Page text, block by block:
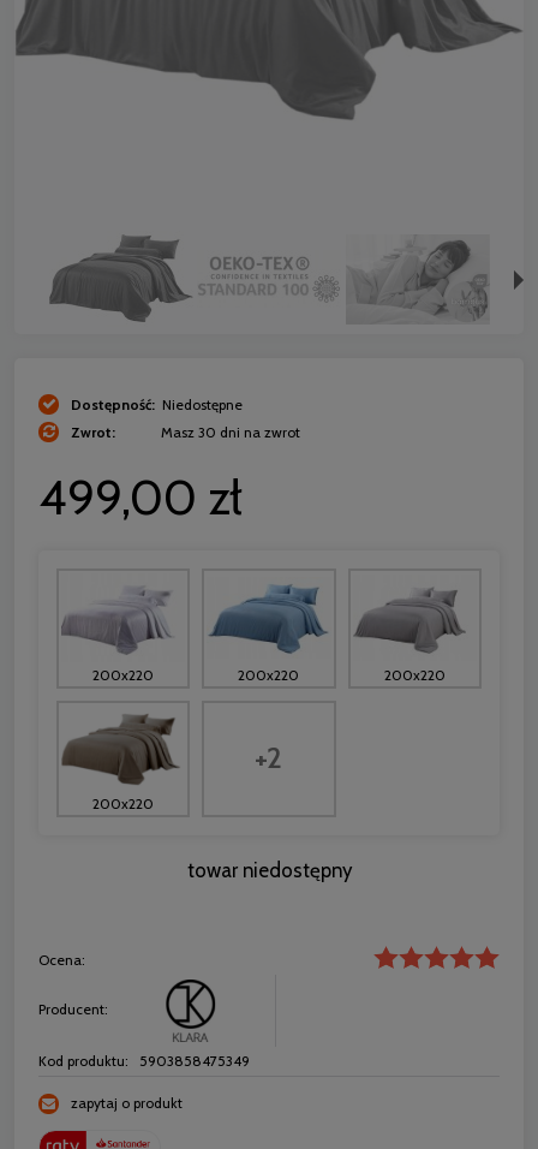
Dostępność: Niedostępne
Zwrot:
Masz 30 dni na zwrot
499,00 zł
200x220 200x220 200x220
200x220
+2
towar niedostępny
Ocena:
Producent:
Kod produktu: 5903858475349
zapytaj o produkt